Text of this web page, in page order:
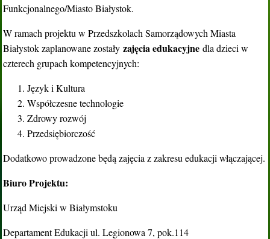
Funkcjonalnego/Miasto Białystok.
W ramach projektu w Przedszkolach Samorządowych Miasta
Białystok zaplanowane zostały zajęcia edukacyjne dla dzieci w
czterech grupach kompetencyjnych:
Język i Kultura
Współczesne technologie
Zdrowy rozwój
Przedsiębiorczość
Dodatkowo prowadzone będą zajęcia z zakresu edukacji włączającej.
Biuro Projektu:
Urząd Miejski w Białymstoku
Departament Edukacji ul. Legionowa 7, pok.114